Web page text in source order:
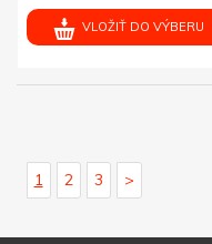
VLOŽIŤ DO VÝBERU
1 2 3 >